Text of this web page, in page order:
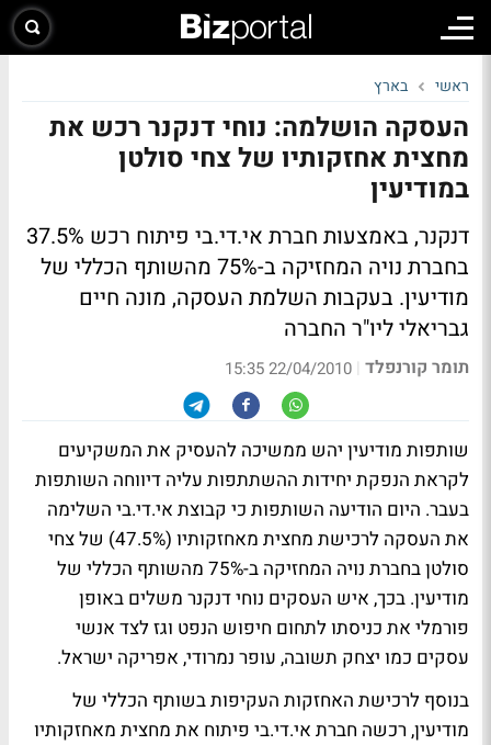
ראשי בארץ
העסקה הושלמה: נוחי דנקנר רכש את
מחצית אחזקותיו של צחי סולטן
במודיעין
דנקנר, באמצעות חברת אי.די.בי פיתוח רכש 37.5%
בחברת נויה המחזיקה ב-75% מהשותף הכללי של
מודיעין. בעקבות השלמת העסקה, מונה חיים
גבריאלי ליו"ר החברה
תומר קורנפלד |
22/04/2010 15:35
שותפות מודיעין יהש ממשיכה להעסיק את המשקיעים
לקראת הנפקת יחידות ההשתתפות עליה דיווחה השותפות
בעבר. היום הודיעה השותפות כי קבוצת אי.די.בי השלימה
את העסקה לרכישת מחצית מאחזקותיו (47.5%) של צחי
סולטן בחברת נויה המחזיקה ב-75% מהשותף הכללי של
מודיעין. בכך, איש העסקים נוחי דנקנר משלים באופן
פורמלי את כניסתו לתחום חיפוש הנפט וגז לצד אנשי
עסקים כמו יצחק תשובה, עופר נמרודי, אפריקה ישראל.
בנוסף לרכישת האחזקות העקיפות בשותף הכללי של
מודיעין, רכשה חברת אי.די.בי פיתוח את מחצית מאחזקותיו